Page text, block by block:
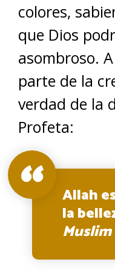
colores,
que Dios
asombroso.
parte de la
verdad de la
Profeta:
Allah
la
Muslim